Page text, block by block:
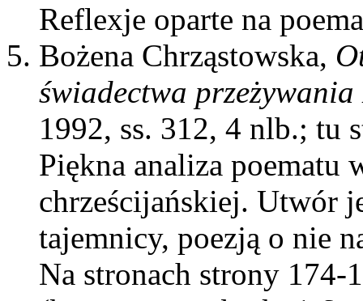
Reflexje oparte na
Bożena Chrząstowska,
świadectwa
1992, ss. 312, 4 nlb.; tu
Piękna analiza
chrześcijańskiej. Utwór
tajemnicy, poezją o nie
Na stronach strony 174-